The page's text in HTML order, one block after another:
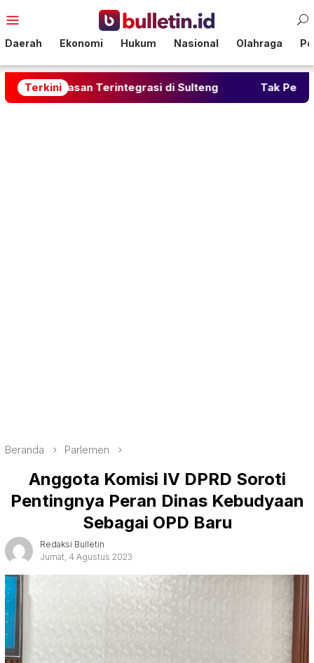
ke
Mobile
Daerah Ekonomi Hukum Nasional Olahraga
Terkini
Terintegrasi di Sulteng Tak Perlu Kopi
Beranda Parlemen
Anggota Komisi IV DPRD Soroti
Pentingnya Peran Dinas Kebudyaan
Sebagai OPD Baru
Redaksi Bulletin
Jumat, 4 Agustus 2023